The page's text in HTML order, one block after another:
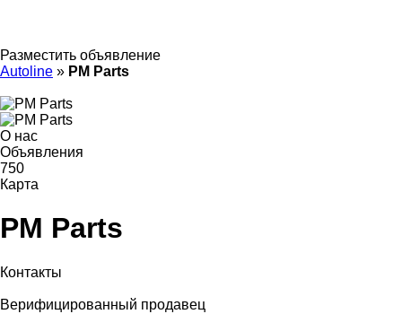
Разместить объявление
Autoline » PM Parts
О нас
Объявления
750
Карта
PM Parts
Контакты
Верифицированный продавец